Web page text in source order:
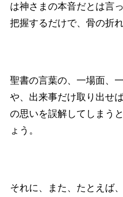
は神さまの本音だとは言
把握するだけで、骨の折
聖書の言葉の、一場面、
や、出来事だけ取り出せ
の思いを誤解してしまう
ょう。
それに、また、たとえば